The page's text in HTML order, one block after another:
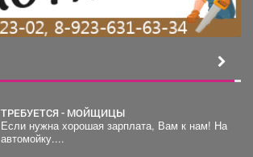
ТРЕБУЕТСЯ - МОЙЩИЦЫ
Если нужна хорошая зарплата, Вам к нам! На
автомойку....